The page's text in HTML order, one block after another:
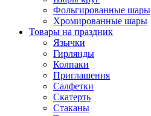
Фольгированные шары
Хромированные шары
Товары на праздник
Язычки
Гирлянды
Колпаки
Приглашения
Салфетки
Скатерть
Стаканы